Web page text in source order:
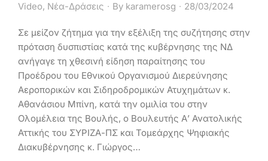
Video, Νέα-Δράσεις By karamerosg 28/03/2024
Σε μείζον ζήτημα για την εξέλιξη της συζήτησης στην
πρόταση δυσπιστίας κατά της κυβέρνησης της ΝΔ
ανήγαγε τη χθεσινή είδηση παραίτησης του
Προέδρου του Εθνικού Οργανισμού Διερεύνησης
Αεροπορικών και Σιδηροδρομικών Ατυχημάτων κ.
Αθανάσιου Μπίνη, κατά την ομιλία του στην
Ολομέλεια της Βουλής, ο Βουλευτής Α’ Ανατολικής
Αττικής του ΣΥΡΙΖΑ-ΠΣ και Τομεάρχης Ψηφιακής
Διακυβέρνησης κ. Γιώργος…